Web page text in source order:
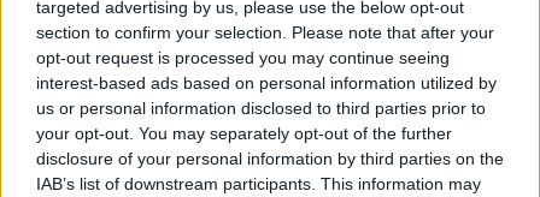
targeted advertising by us, please use the below opt-out
section to confirm your selection. Please note that after your
opt-out request is processed you may continue seeing
interest-based ads based on personal information utilized by
us or personal information disclosed to third parties prior to
your opt-out. You may separately opt-out of the further
disclosure of your personal information by third parties on the
IAB’s list of downstream participants. This information may